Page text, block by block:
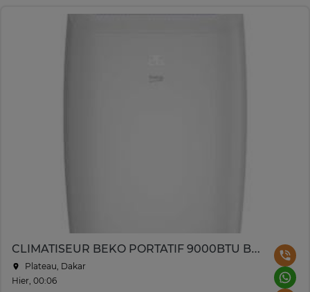
CLIMATISEUR BEKO PORTATIF 9000BTU BPN 109C
Plateau, Dakar
Hier, 00:06